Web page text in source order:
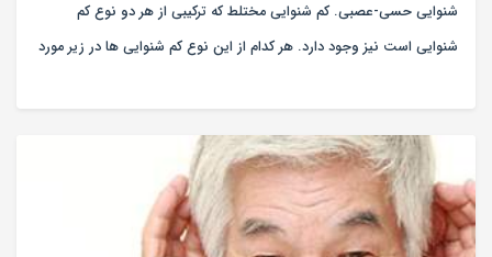
شنوایی حسی-عصبی. کم شنوایی مختلط که ترکیبی از هر دو نوع کم
شنوایی است نیز وجود دارد. هر کدام از این نوع کم شنوایی ها در زیر مورد